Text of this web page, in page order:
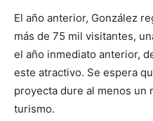
El año anterior, González
más de 75 mil visitantes,
el año inmediato anterior,
este atractivo. Se espera
proyecta dure al menos un
turismo.